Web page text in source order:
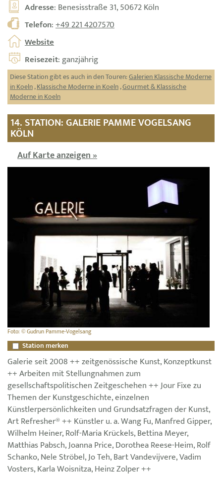
Adresse: Benesisstraße 31, 50672 Köln
Telefon:+49 221 4207570
Website
Reisezeit: ganzjährig
Diese Station gibt es auch in den Touren:Galerien Klassische Moderne
in Koeln,Klassische Moderne in Koeln,Gourmet & Klassische
Moderne in Koeln
14. STATION: GALERIE PAMME VOGELSANG
KÖLN
Auf Karte anzeigen »
Foto: © Gudrun Pamme-Vogelsang
Station merken
Galerie seit 2008 ++ zeitgenössische Kunst, Konzeptkunst
++ Arbeiten mit Stellungnahmen zum
gesellschaftspolitischen Zeitgeschehen ++ Jour Fixe zu
Themen der Kunstgeschichte, einzelnen
Künstlerpersönlichkeiten und Grundsatzfragen der Kunst,
Art Refresher® ++ Künstler u. a. Wang Fu, Manfred Gipper,
Wilhelm Heiner, Rolf-Maria Krückels, Bettina Meyer,
Matthias Pabsch, Joanna Price, Dorothea Reese-Heim, Rolf
Schanko, Nele Ströbel, Jo Teh, Bart Vandevijvere, Vadim
Vosters, Karla Woisnitza, Heinz Zolper ++